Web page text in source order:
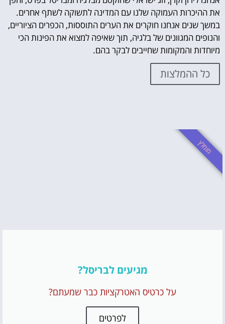
את ההיכרות העמוקה שלנו עם המדינה לתשוקה לשתף אחרים.
במשך שנים אנחנו חוקרים את הערים התוססות, הכפרים הציוריים,
והנופים המגוונים של בלגיה, תוך שאיפה למצוא את הפינות הכי
מיוחדות והמקומות שחייבים לבקר בהם.
כל ההמלצות
מגיעים לבריסל?
על כרטיס האטרקציות כבר שמעתם?
לפרטים
מומלץ